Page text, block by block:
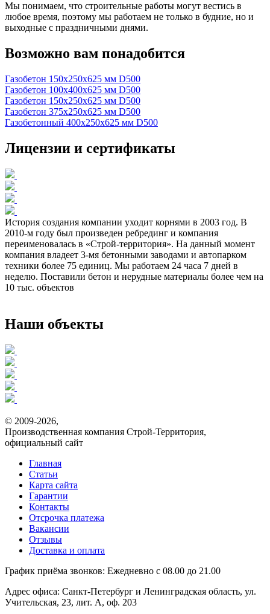
Мы понимаем, что строительные работы могут вестись в
любое время, поэтому мы работаем не только в будние, но и
выходные с праздничными днями.
Возможно вам понадобится
Газобетон 150х250х625 мм D500
Газобетон 100х400х625 мм D500
Газобетон 150х250х625 мм D500
Газобетон 375х250х625 мм D500
Газобетонный 400х250х625 мм D500
Лицензии и сертификаты
История создания компании уходит корнями в 2003 год. В
2010-м году был произведен ребрединг и компания
переименовалась в «Строй-территория». На данный момент
компания владеет 3-мя бетонными заводами и автопарком
техники более 75 единиц. Мы работаем 24 часа 7 дней в
неделю. Поставили бетон и нерудные материалы более чем на
10 тыс. объектов
Наши объекты
© 2009-2026,
Производственная компания Строй-Территория,
официальный сайт
Главная
Статьи
Карта сайта
Гарантии
Контакты
Отсрочка платежа
Вакансии
Отзывы
Доставка и оплата
График приёма звонков: Ежедневно с 08.00 до 21.00
Адрес офиса: Санкт-Петербург и Ленинградская область, ул.
Учительская, 23, лит. А, оф. 203